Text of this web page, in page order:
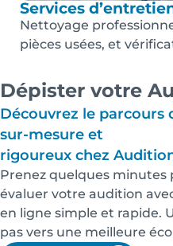
Services
Nettoyage
pièces usées, et
Dépister votre
Découvrez le parcours
sur-mesure et
rigoureux chez
Prenez quelques minutes
évaluer votre audition
en ligne simple et rapide.
pas vers une meilleure